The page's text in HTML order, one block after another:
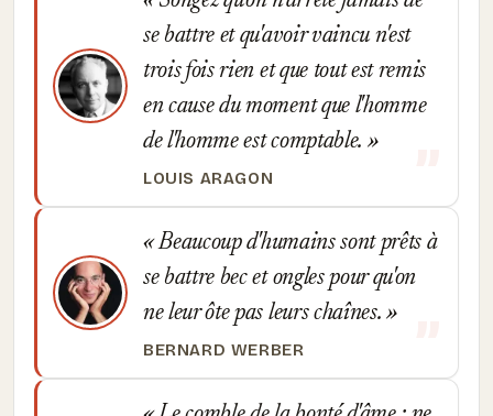
se battre et qu'avoir vaincu n'est
trois fois rien et que tout est remis
en cause du moment que l'homme
de l'homme est comptable.
LOUIS ARAGON
Beaucoup d'humains sont prêts à
se battre bec et ongles pour qu'on
ne leur ôte pas leurs chaînes.
BERNARD WERBER